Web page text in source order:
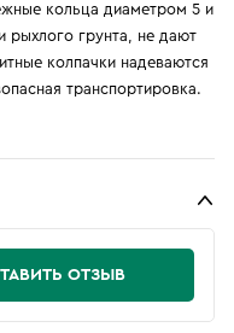
кольца диаметром 5 и
грунта, не дают
колпачки надеваются
транспортировка.
ОТЗЫВ